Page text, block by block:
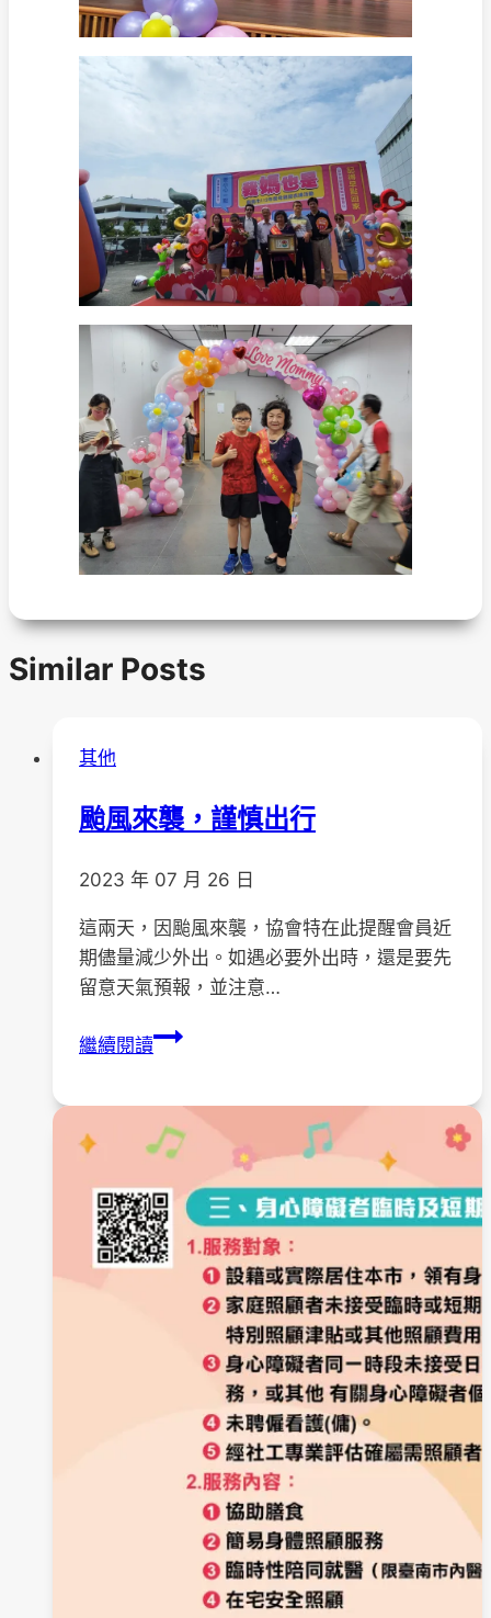
Similar Posts
其他
颱風來襲，謹慎出行
2023 年 07 月 26 日
這兩天，因颱風來襲，協會特在此提醒會員近
期儘量減少外出。如遇必要外出時，還是要先
留意天氣預報，並注意…
繼續閱讀颱
襲，
謹
慎
出
行